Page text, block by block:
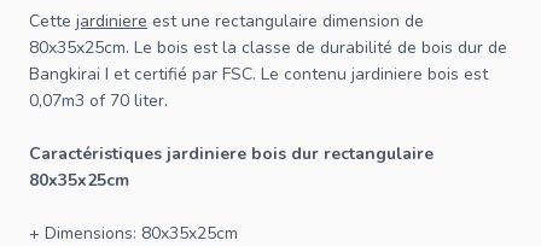
Cette jardiniere est une rectangulaire dimension de
80x35x25cm. Le bois est la classe de durabilité de bois dur de
Bangkirai I et certifié par FSC. Le contenu jardiniere bois est
0,07m3 of 70 liter.
Caractéristiques jardiniere bois dur rectangulaire
80x35x25cm
+ Dimensions: 80x35x25cm